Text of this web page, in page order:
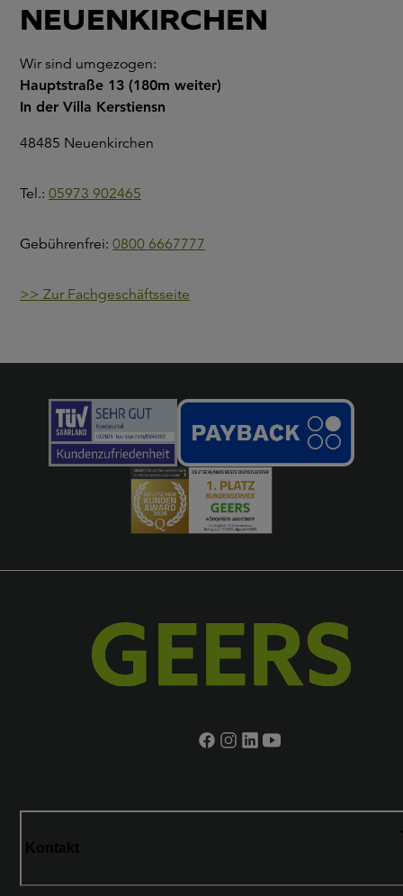
NEUENKIRCHEN
Wir sind umgezogen:
Hauptstraße 13 (180m weiter)
In der Villa Kerstiensn
48485 Neuenkirchen
Tel.: 05973 902465
Gebührenfrei: 0800 6667777
>> Zur Fachgeschäftsseite